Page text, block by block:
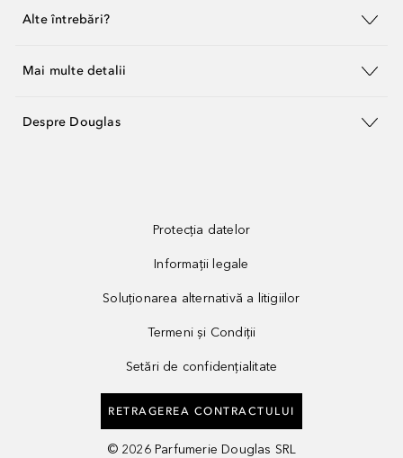
Alte întrebări?
Mai multe detalii
Despre Douglas
Protecția datelor
Informații legale
Soluționarea alternativă a litigiilor
Termeni și Condiții
Setări de confidențialitate
RETRAGEREA CONTRACTULUI
© 2026 Parfumerie Douglas SRL